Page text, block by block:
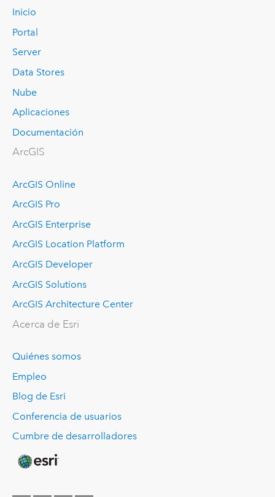
Inicio
Portal
Server
Data Stores
Nube
Aplicaciones
Documentación
ArcGIS
ArcGIS Online
ArcGIS Pro
ArcGIS Enterprise
ArcGIS Location Platform
ArcGIS Developer
ArcGIS Solutions
ArcGIS Architecture Center
Acerca de Esri
Quiénes somos
Empleo
Blog de Esri
Conferencia de usuarios
Cumbre de desarrolladores